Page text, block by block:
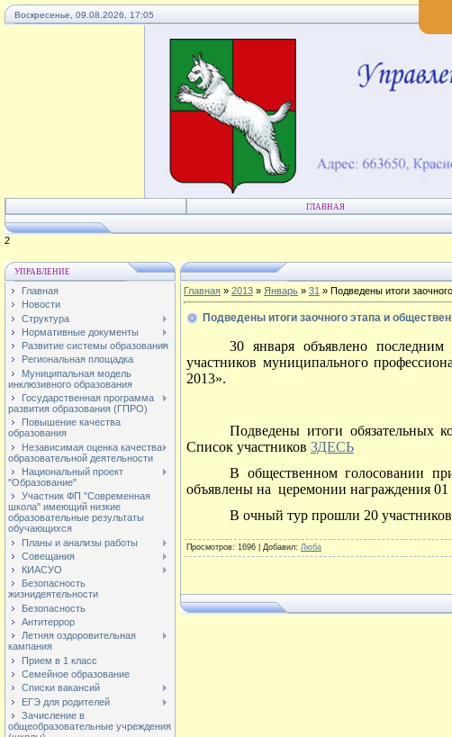
Воскресенье, 09.08.2026, 17:05
ГЛАВНАЯ
4
УПРАВЛЕНИЕ
Главная
Новости
Структура
Нормативные документы
Развитие системы образования
Региональная площадка
Муниципальная модель
инклюзивного образования
Государственная программа
развития образования (ГПРО)
Повышение качества
образования
Независимая оценка качества
образовательной деятельности
Национальный проект
"Образование"
Участник ФП "Современная
школа" имеющий низкие
образовательные результаты
обучающихся
Планы и анализы работы
Совещания
КИАСУО
Безопасность
жизнидеятельности
Безопасность
Антитеррор
Летняя оздоровительная
кампания
Прием в 1 класс
Семейное образование
Списки вакансий
ЕГЭ для родителей
Зачисление в
общеобразовательные учреждения
Главная » 2013 » Январь » 31 » Подведены итоги
Подведены итоги заочного этапа и
30 января объявлено
участников муниципального
2013».
Подведены итоги обязательных
Список участников ЗДЕСЬ
В общественном голосовании
объявлены на церемонии награждения 01
В очный тур прошли 20
Просмотров: 1696 | Добавил: Люба